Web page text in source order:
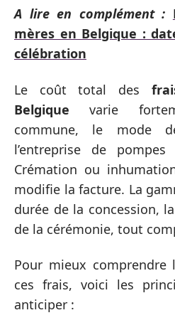
A lire en complément :
mères en Belgique :
célébration
Le coût total des
Belgique varie
commune, le mode
l’entreprise de
Crémation ou
modifie la facture. La
durée de la concession,
de la cérémonie, tout
Pour mieux
ces frais, voici les
anticiper :